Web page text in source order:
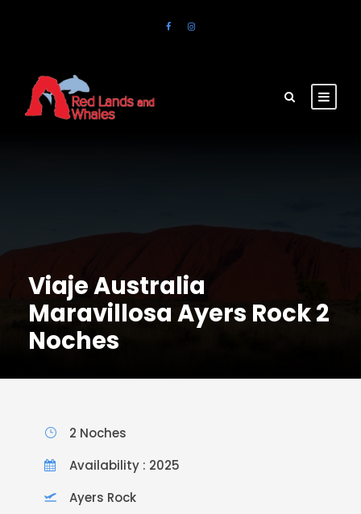
Viaje Australia
Maravillosa Ayers Rock 2
Noches
2 Noches
Availability : 2025
Ayers Rock